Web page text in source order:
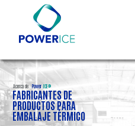
Acerca de
FABRICANTES DE
PRODUCTOS PARA
EMBALAJE TÉRMICO
Power ICE®